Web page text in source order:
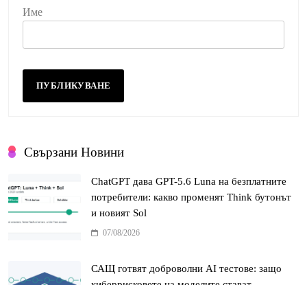
Име
Свързани Новини
ChatGPT дава GPT-5.6 Luna на безплатните
потребители: какво променят Think бутонът
и новият Sol
07/08/2026
САЩ готвят доброволни AI тестове: защо